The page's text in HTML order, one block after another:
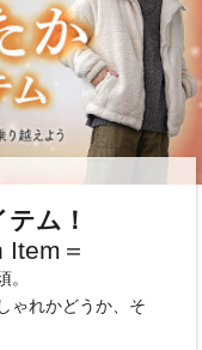
ム！
Item＝
ゃれかどうか、そ